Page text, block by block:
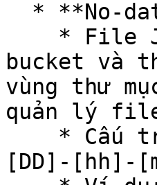
bucket và
vùng thư
quản lý file
[DD]-[hh]-